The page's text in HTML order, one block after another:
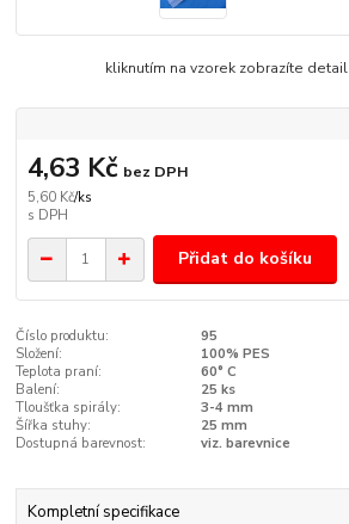
kliknutím na vzorek zobrazíte detail
5,60 Kč/ks
4,63 Kč bez DPH
Přidat do košíku
Číslo produktu:
95
Složení:
100% PES
Teplota praní:
60° C
Balení:
25 ks
Tloušťka spirály:
3-4 mm
Šířka stuhy:
25 mm
Dostupná barevnost:
viz. barevnice
Kompletní specifikace